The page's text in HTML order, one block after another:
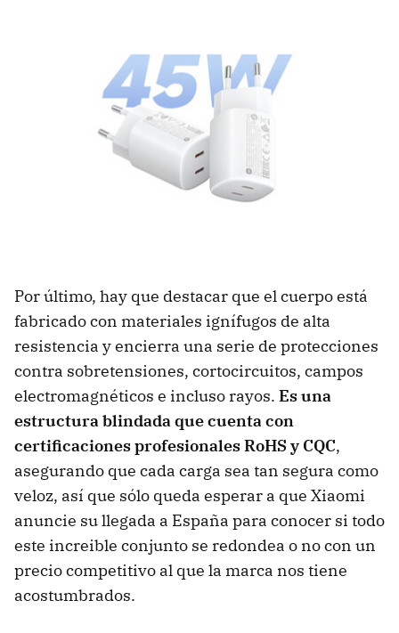
Por último, hay que destacar que el cuerpo está
fabricado con materiales ignífugos de alta
resistencia y encierra una serie de protecciones
contra sobretensiones, cortocircuitos, campos
electromagnéticos e incluso rayos. Es una
estructura blindada que cuenta con
certificaciones profesionales RoHS y CQC,
asegurando que cada carga sea tan segura como
veloz, así que sólo queda esperar a que Xiaomi
anuncie su llegada a España para conocer si todo
este increible conjunto se redondea o no con un
precio competitivo al que la marca nos tiene
acostumbrados.